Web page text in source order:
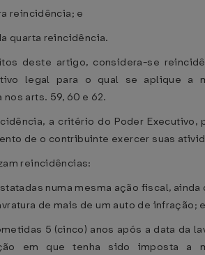
reincidência; e
quarta reincidência.
deste artigo, considera-se
legal para o qual se aplique a
arts. 59, 60 e 62.
a critério do Poder Executivo,
de o contribuinte exercer suas
reincidências:
numa mesma ação fiscal, ainda
de mais de um auto de infração;
5 (cinco) anos após a data da
em que tenha sido imposta a